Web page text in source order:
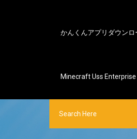
かんくんアプリダウンロ
Minecraft Uss